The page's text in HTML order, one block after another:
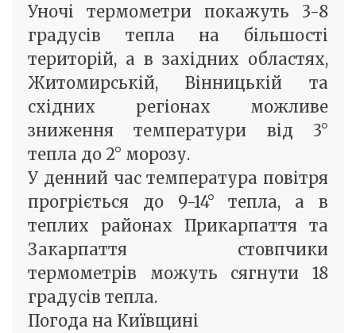
Уночі термометри покажуть 3-8
градусів тепла на більшості
територій, а в західних областях,
Житомирській, Вінницькій та
східних регіонах можливе
зниження температури від 3°
тепла до 2° морозу.
У денний час температура повітря
прогріється до 9-14° тепла, а в
теплих районах Прикарпаття та
Закарпаття стовпчики
термометрів можуть сягнути 18
градусів тепла.
Погода на Київщині